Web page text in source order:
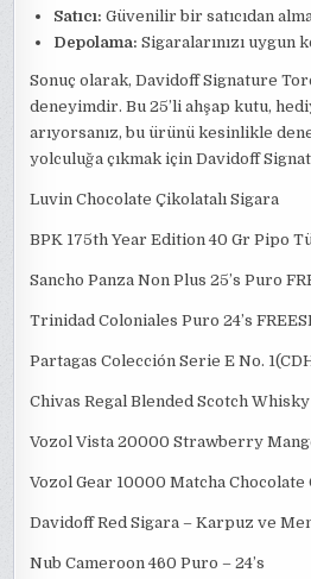
Satıcı: Güvenilir bir satıcıdan
Depolama: Sigaralarınızı uygun
Sonuç olarak, Davidoff Signature
deneyimdir. Bu 25’li ahşap kutu,
arıyorsanız, bu ürünü kesinlikle
yolculuğa çıkmak için Davidoff
Luvin Chocolate Çikolatalı Sigara
BPK 175th Year Edition 40 Gr Pipo
Sancho Panza Non Plus 25’s Puro
Trinidad Coloniales Puro 24’s
Partagas Colección Serie E No.
Chivas Regal Blended Scotch Whisky
Vozol Vista 20000 Strawberry
Vozol Gear 10000 Matcha Chocolate
Davidoff Red Sigara – Karpuz ve
Nub Cameroon 460 Puro – 24’s